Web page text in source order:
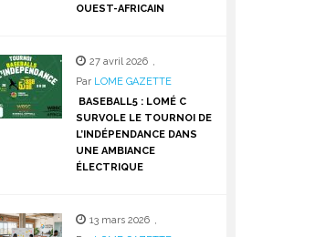
OUEST-AFRICAIN
27 avril 2026 ,
Par LOME GAZETTE
BASEBALL5 : LOMÉ C
SURVOLE LE TOURNOI DE
L’INDÉPENDANCE DANS
UNE AMBIANCE
ÉLECTRIQUE
13 mars 2026 ,